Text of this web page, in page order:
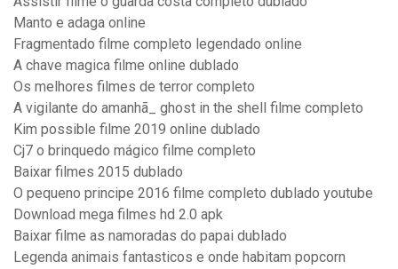
Manto e adaga online
Fragmentado filme completo legendado online
A chave magica filme online dublado
Os melhores filmes de terror completo
A vigilante do amanhã_ ghost in the shell filme completo
Kim possible filme 2019 online dublado
Cj7 o brinquedo mágico filme completo
Baixar filmes 2015 dublado
O pequeno principe 2016 filme completo dublado youtube
Download mega filmes hd 2.0 apk
Baixar filme as namoradas do papai dublado
Legenda animais fantasticos e onde habitam popcorn